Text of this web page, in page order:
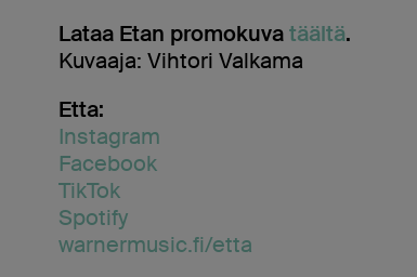
Lataa Etan promokuvatäältä.
Kuvaaja: Vihtori Valkama
Etta:
Instagram
Facebook
TikTok
Spotify
warnermusic.fi/etta